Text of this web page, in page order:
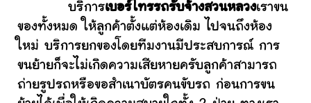
บริการเบอร์โทรรถรับจ้างสวนหลวงเราขน
ของทั้งหมด ให้ลูกค้าตั้งแต่ห้องเดิม ไปจนถึงห้อง
ใหม่ บริการยกของโดยทีมงานมีประสบการณ์ การ
ขนย้ายก็จะไม่เกิดความเสียหายครับลูกค้าสามารถ
ถ่ายรูปรถหรือขอสำเนาบัตรคนขับรถ ก่อนการขน